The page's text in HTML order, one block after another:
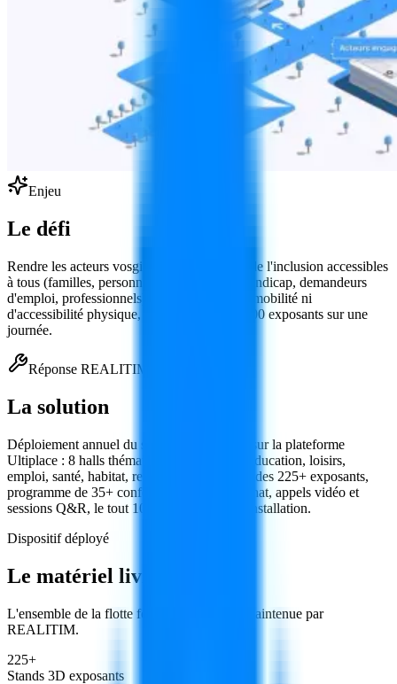
Enjeu
Le défi
Rendre les acteurs vosgiens du handicap et de l'inclusion accessibles
à tous (familles, personnes en situation de handicap, demandeurs
d'emploi, professionnels) sans contrainte de mobilité ni
d'accessibilité physique, et fédérer plus de 200 exposants sur une
journée.
Réponse REALITIM
La solution
Déploiement annuel du salon HandiVosges sur la plateforme
Ultiplace : 8 halls thématiques (vie sociale, éducation, loisirs,
emploi, santé, habitat, retraite…), stands 3D des 225+ exposants,
programme de 35+ conférences en direct, tchat, appels vidéo et
sessions Q&R, le tout 100 % en ligne sans installation.
Dispositif déployé
Le matériel livré
L'ensemble de la flotte fournie, intégrée et maintenue par
REALITIM.
225+
Stands 3D exposants